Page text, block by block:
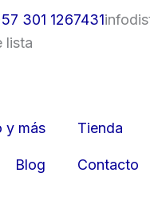
301 1267431
lista
y más Tienda
Blog Contacto